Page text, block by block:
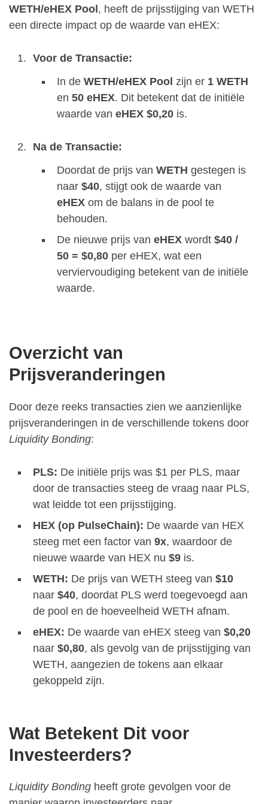
WETH/eHEX Pool , heeft de prijsstijging van WETH
een directe impact op de waarde van eHEX:
Voor de Transactie:
In de WETH/eHEX Pool zijn er 1 WETH
en 50 eHEX. Dit betekent dat de initiële
waarde van eHEX $0,20 is.
Na de Transactie:
Doordat de prijs van WETH gestegen is
naar $40, stijgt ook de waarde van
eHEX om de balans in de pool te
behouden.
De nieuwe prijs van eHEX wordt $40 /
50 = $0,80 per eHEX, wat een
verviervoudiging betekent van de initiële
waarde.
Overzicht van
Prijsveranderingen
Door deze reeks transacties zien we aanzienlijke
prijsveranderingen in de verschillende tokens door
Liquidity Bonding:
PLS: De initiële prijs was $1 per PLS, maar
door de transacties steeg de vraag naar PLS,
wat leidde tot een prijsstijging.
HEX (op PulseChain): De waarde van HEX
steeg met een factor van 9x, waardoor de
nieuwe waarde van HEX nu $9 is.
WETH: De prijs van WETH steeg van $10
naar $40, doordat PLS werd toegevoegd aan
de pool en de hoeveelheid WETH afnam.
eHEX: De waarde van eHEX steeg van $0,20
naar $0,80, als gevolg van de prijsstijging van
WETH, aangezien de tokens aan elkaar
gekoppeld zijn.
Wat Betekent Dit voor
Investeerders?
Liquidity Bonding heeft grote gevolgen voor de